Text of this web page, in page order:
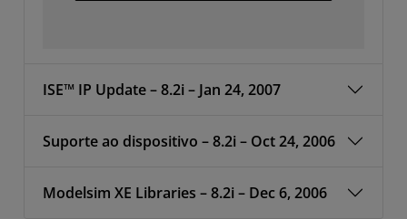
ISE™ IP Update – 8.2i – Jan 24, 2007
Suporte ao dispositivo – 8.2i – Oct 24, 2006
Modelsim XE Libraries – 8.2i – Dec 6, 2006